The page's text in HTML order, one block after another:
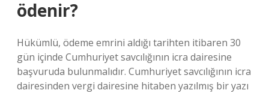
ödenir?
Hükümlü, ödeme emrini aldığı tarihten itibaren 30
gün içinde Cumhuriyet savcılığının icra dairesine
başvuruda bulunmalıdır. Cumhuriyet savcılığının icra
dairesinden vergi dairesine hitaben yazılmış bir yazı